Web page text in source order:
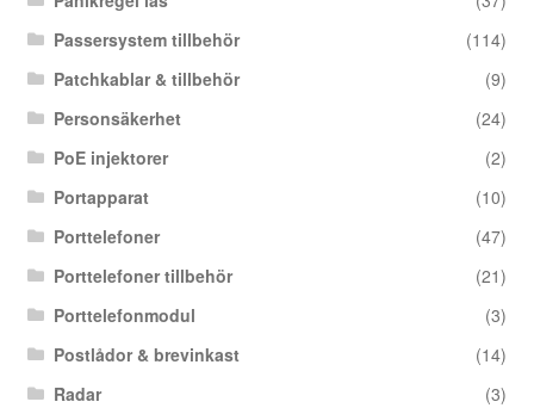
Passersystem tillbehör
(114)
Patchkablar & tillbehör
(9)
Personsäkerhet
(24)
PoE injektorer
(2)
Portapparat
(10)
Porttelefoner
(47)
Porttelefoner tillbehör
(21)
Porttelefonmodul
(3)
Postlådor & brevinkast
(14)
Radar
(3)